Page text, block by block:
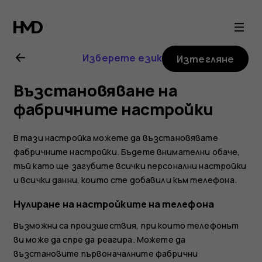
Nokia
105
(2017)
ръководство
на
потребителя
Изберете език Изтегляне
Възстановяване на
фабричните настройки
В тази настройка можете да възстановявате
фабричните настройки. Бъдете внимателни обаче,
тъй като ще загубите всички персонални настройки
и всички данни, които сте добавили към телефона.
Нулиране на настройките на телефона
Възможни са произшествия, при които телефонът
ви може да спре да реагира. Можете да
възстановите първоначалните фабрични